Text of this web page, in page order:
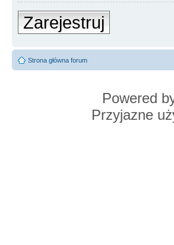
Zarejestruj
Strona główna forum
Powered
Przyjazne